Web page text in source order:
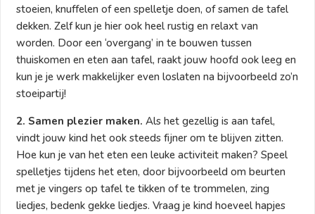
stoeien, knuffelen of een spelletje doen, of samen de tafel
dekken. Zelf kun je hier ook heel rustig en relaxt van
worden. Door een ‘overgang’ in te bouwen tussen
thuiskomen en eten aan tafel, raakt jouw hoofd ook leeg en
kun je je werk makkelijker even loslaten na bijvoorbeeld zo’n
stoeipartij!
2. Samen plezier maken. Als het gezellig is aan tafel,
vindt jouw kind het ook steeds fijner om te blijven zitten.
Hoe kun je van het eten een leuke activiteit maken? Speel
spelletjes tijdens het eten, door bijvoorbeeld om beurten
met je vingers op tafel te tikken of te trommelen, zing
liedjes, bedenk gekke liedjes. Vraag je kind hoeveel hapjes